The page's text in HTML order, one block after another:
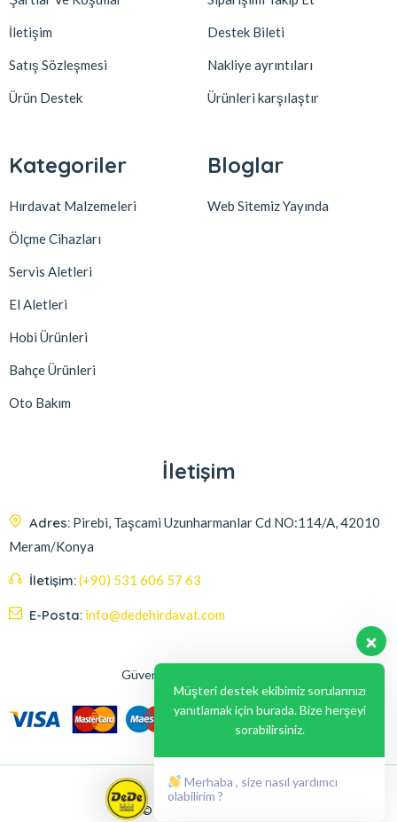
İletişim
Satış Sözleşmesi
Ürün Destek
Destek Bileti
Nakliye ayrıntıları
Ürünleri karşılaştır
Kategoriler
Hırdavat Malzemeleri
Ölçme Cihazları
Servis Aletleri
El Aletleri
Hobi Ürünleri
Bahçe Ürünleri
Oto Bakım
Bloglar
Web Sitemiz Yayında
İletişim
Adres: Pirebi, Taşcami Uzunharmanlar Cd NO:114/A, 42010
Meram/Konya
İletişim:(+90) 531 606 57 63
E-Posta: info@dedehirdavat.com
Güvenli Ödeme Seçenekleri
© 2024, Liabil Dizayn
Müşteri destek ekibimiz sorularınızı
yanıtlamak için burada. Bize herşeyi
sorabilirsiniz.
Merhaba , size nasıl yardımcı
olabilirim ?